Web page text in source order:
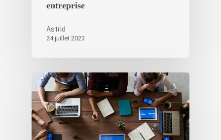
entreprise
Astrid
24 juillet 2023